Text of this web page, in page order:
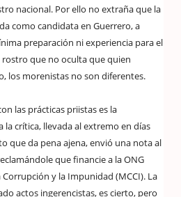
nacional. Por ello no extraña que la
como candidata en Guerrero, a
preparación ni experiencia para el
que no oculta que quien
los morenistas no son diferentes.
las prácticas priistas es la
la crítica, llevada al extremo en días
que da pena ajena, envió una nota al
que financie a la ONG
y la Impunidad (MCCI). La
actos ingerencistas, es cierto, pero